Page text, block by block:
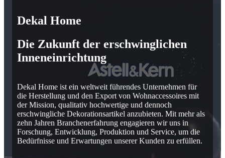
Dekal Home
Die Zukunft der erschwinglichen
Inneneinrichtung
Dekal Home ist ein weltweit führendes Unternehmen für
die Herstellung und den Export von Wohnaccessoires mit
der Mission, qualitativ hochwertige und dennoch
erschwingliche Dekorationsartikel anzubieten. Mit mehr als
zehn Jahren Branchenerfahrung engagieren wir uns in
Forschung, Entwicklung, Produktion und Service, um die
Bedürfnisse und Erwartungen unserer Kunden zu erfüllen.